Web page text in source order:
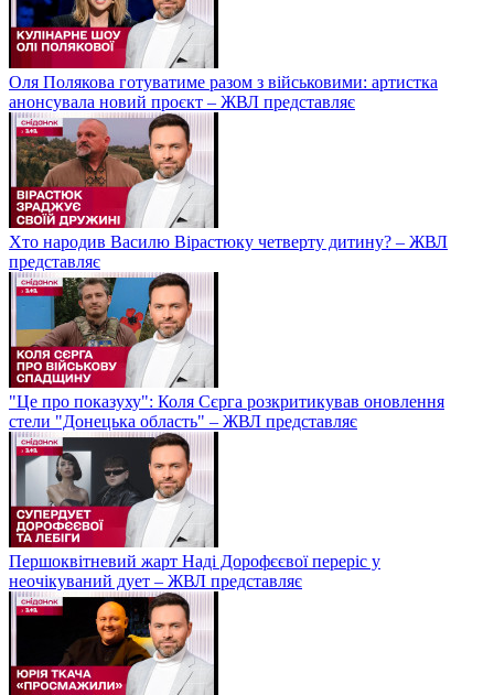
Оля Полякова готуватиме разом з військовими: артистка
анонсувала новий проєкт – ЖВЛ представляє
Хто народив Василю Вірастюку четверту дитину? – ЖВЛ
представляє
"Це про показуху": Коля Сєрга розкритикував оновлення
стели "Донецька область" – ЖВЛ представляє
Першоквітневий жарт Наді Дорофєєвої переріс у
неочікуваний дует – ЖВЛ представляє